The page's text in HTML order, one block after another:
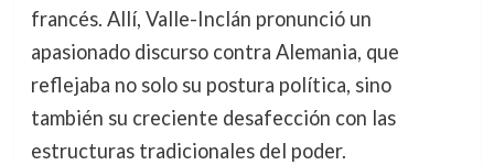
francés. Allí, Valle-Inclán pronunció un
apasionado discurso contra Alemania, que
reflejaba no solo su postura política, sino
también su creciente desafección con las
estructuras tradicionales del poder.